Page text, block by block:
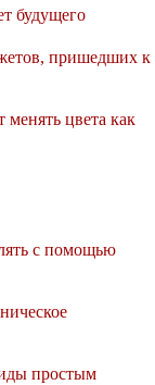
будущего
пришедших к
цвета как
с помощью
простым